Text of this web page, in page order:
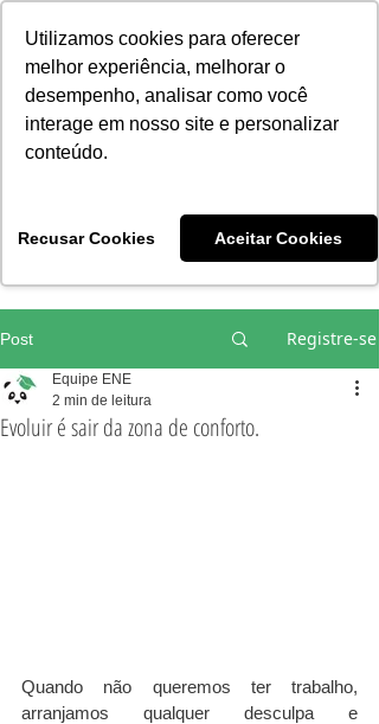
Utilizamos cookies para oferecer
melhor experiência, melhorar o
desempenho, analisar como você
interage em nosso site e personalizar
conteúdo.
Recusar Cookies Aceitar Cookies
Vivências e Cursos Iniciáticos
Post Registre-se
Evoluir é sair da zona de conforto.
Equipe ENE
2 min de leitura
Quando não queremos ter trabalho,
arranjamos qualquer desculpa e